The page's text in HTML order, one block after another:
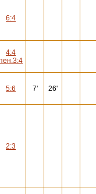
6:4
4:4
5:6 7' 26'
2:3